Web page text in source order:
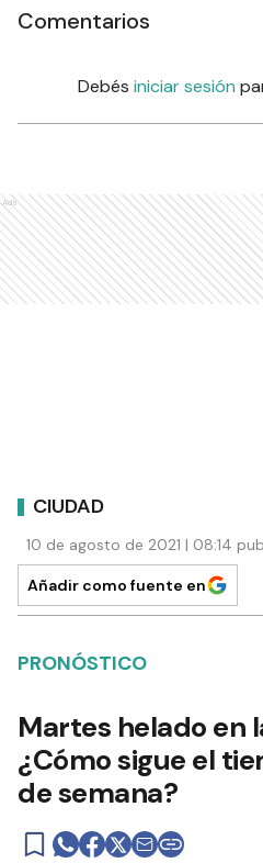
Comentarios
Debés iniciar sesión
Ads
CIUDAD
10 de agosto de 2021 | 08:14
Añadir como fuente en
PRONÓSTICO
Martes helado en
¿Cómo sigue el
de semana?